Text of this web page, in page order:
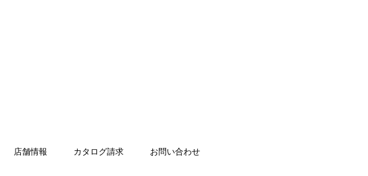
店舗情報 カタログ請求 お問い合わせ